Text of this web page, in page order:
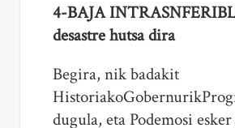
4-BAJA
desastre hutsa dira
Begira, nik badakit
dugula, eta Podemosi